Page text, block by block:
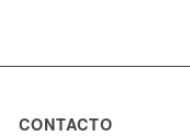
CONTACTO